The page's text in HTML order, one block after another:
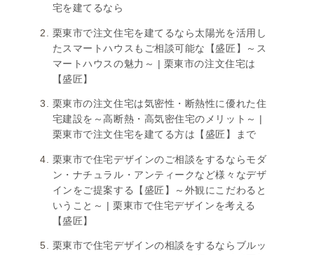
宅を建てるなら
栗東市で注文住宅を建てるなら太陽光を活用し
たスマートハウスもご相談可能な【盛匠】～ス
マートハウスの魅力～ | 栗東市の注文住宅は
【盛匠】
栗東市の注文住宅は気密性・断熱性に優れた住
宅建設を～高断熱・高気密住宅のメリット～ |
栗東市で注文住宅を建てる方は【盛匠】まで
栗東市で住宅デザインのご相談をするならモダ
ン・ナチュラル・アンティークなど様々なデザ
インをご提案する【盛匠】～外観にこだわると
いうこと～ | 栗東市で住宅デザインを考える
【盛匠】
栗東市で住宅デザインの相談をするならブルッ